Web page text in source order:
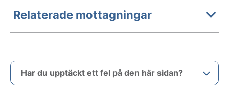
Relaterade mottagningar
Har du upptäckt ett fel på den här sidan?